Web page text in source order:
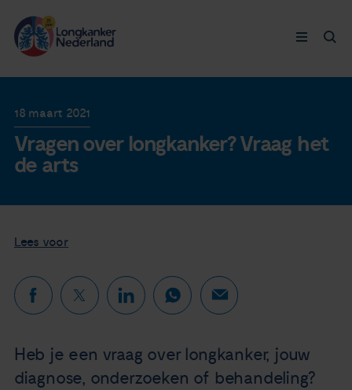
Nieuws
Longkanker
Leven met
Thymuskankers
Steun ons
18 maart 2021
Vragen over longkanker? Vraag het
de arts
Lees voor
Heb je een vraag over longkanker, jouw
diagnose, onderzoeken of behandeling?